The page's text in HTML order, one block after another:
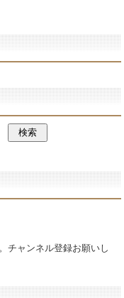
チャンネル登録お願いし